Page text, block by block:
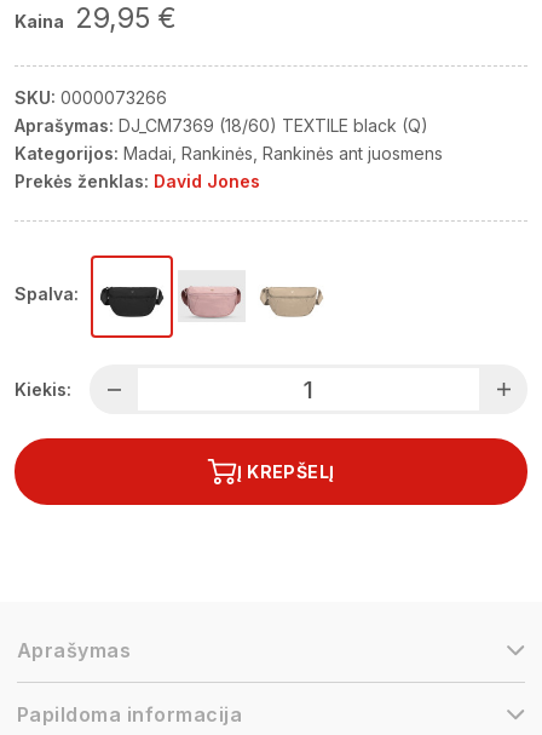
Kaina 29,95 €
SKU: 0000073266
Aprašymas: DJ_CM7369 (18/60) TEXTILE black (Q)
Kategorijos: Madai Rankinės Rankinės ant juosmens
Prekės ženklas: David Jones
Spalva:
Kiekis:
Į KREPŠELĮ
Aprašymas
Papildoma informacija